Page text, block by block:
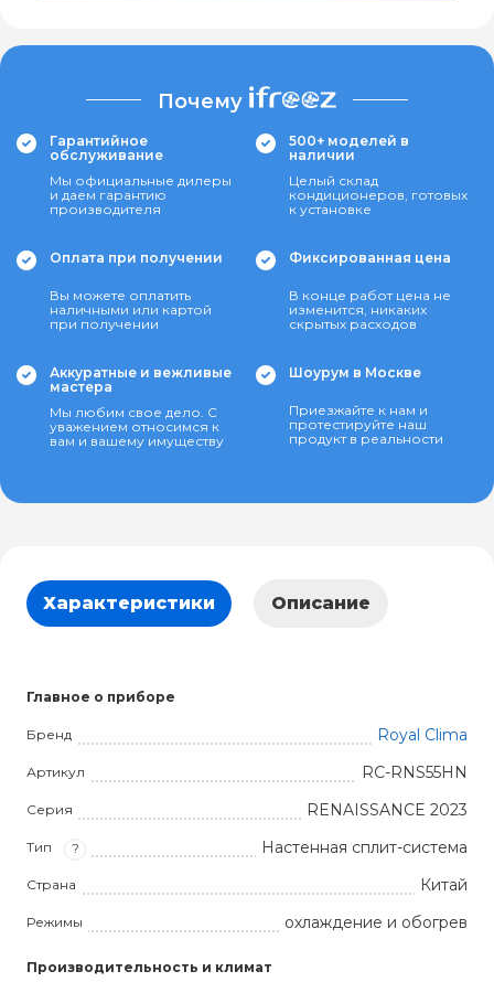
Почему
Гарантийное
обслуживание
Мы официальные дилеры
и даем гарантию
производителя
500+ моделей в
наличии
Целый склад
кондиционеров, готовых
к установке
Оплата при получении
Вы можете оплатить
наличными или картой
при получении
Фиксированная цена
В конце работ цена не
изменится, никаких
скрытых расходов
Аккуратные и вежливые
мастера
Мы любим свое дело. С
уважением относимся к
вам и вашему имуществу
Шоурум в Москве
Приезжайте к нам и
протестируйте наш
продукт в реальности
Характеристики Описание
Главное о приборе
Бренд Royal Clima
Артикул RC-RNS55HN
Серия RENAISSANCE 2023
Тип ? Настенная сплит-система
Страна Китай
Режимы охлаждение и обогрев
Производительность и климат